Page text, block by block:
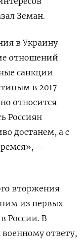
Земан.
в Украину
отношений
санкции
в 2017
относится
Россиян
достанем, а с
—
вторжения
из первых
России. В
военному ответу,